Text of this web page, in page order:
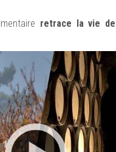
retrace la vie